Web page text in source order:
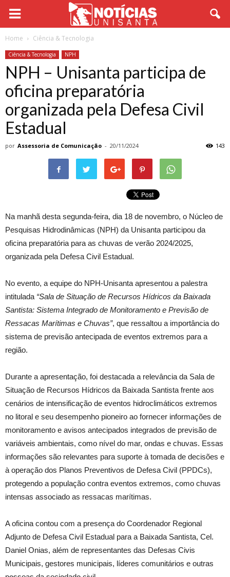
Home Ciência & Tecnologia
Ciência & Tecnologia NPH
NPH – Unisanta participa de
oficina preparatória
organizada pela Defesa Civil
Estadual
por Assessoria de Comunicação - 20/11/2024 143
Na manhã desta segunda-feira, dia 18 de novembro, o Núcleo de
Pesquisas Hidrodinâmicas (NPH) da Unisanta participou da
oficina preparatória para as chuvas de verão 2024/2025,
organizada pela Defesa Civil Estadual.
No evento, a equipe do NPH-Unisanta apresentou a palestra
intitulada “Sala de Situação de Recursos Hídricos da Baixada
Santista: Sistema Integrado de Monitoramento e Previsão de
Ressacas Marítimas e Chuvas”, que ressaltou a importância do
sistema de previsão antecipada de eventos extremos para a
região.
Durante a apresentação, foi destacada a relevância da Sala de
Situação de Recursos Hídricos da Baixada Santista frente aos
cenários de intensificação de eventos hidroclimáticos extremos
no litoral e seu desempenho pioneiro ao fornecer informações de
monitoramento e avisos antecipados integrados de previsão de
variáveis ambientais, como nível do mar, ondas e chuvas. Essas
informações são relevantes para suporte à tomada de decisões e
à operação dos Planos Preventivos de Defesa Civil (PPDCs),
protegendo a população contra eventos extremos, como chuvas
intensas associado as ressacas marítimas.
A oficina contou com a presença do Coordenador Regional
Adjunto de Defesa Civil Estadual para a Baixada Santista, Cel.
Daniel Onias, além de representantes das Defesas Civis
Municipais, gestores municipais, líderes comunitários e outras